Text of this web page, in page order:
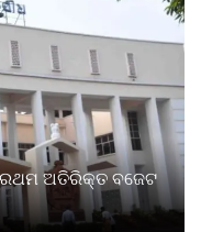
ଅତିରିକ୍ତ ବଜେଟ